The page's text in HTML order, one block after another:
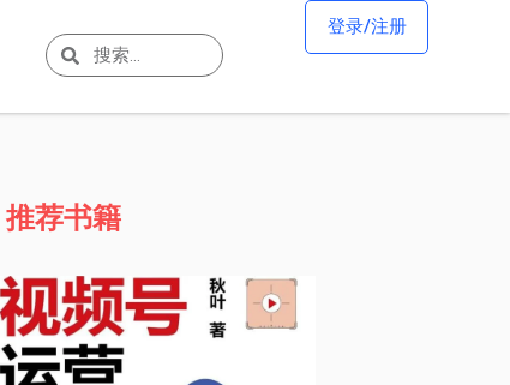
登录/注册
推荐书籍